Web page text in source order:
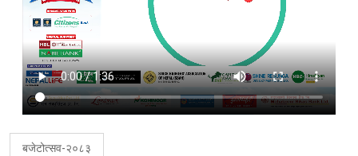
बजेटोत्सव-२०८३